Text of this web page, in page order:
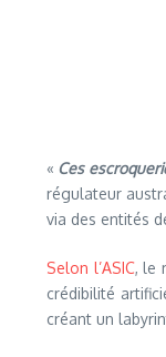
« Ces
régulateur
via des entités
Selon l’ASIC, le
crédibilité
créant un